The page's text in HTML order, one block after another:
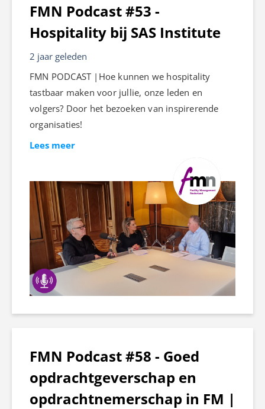
FMN Podcast #53 -
Hospitality bij SAS Institute
2 jaar geleden
FMN PODCAST |Hoe kunnen we hospitality
tastbaar maken voor jullie, onze leden en
volgers? Door het bezoeken van inspirerende
organisaties!
Lees meer
FMN Podcast #58 - Goed
opdrachtgeverschap en
opdrachtnemerschap in FM |